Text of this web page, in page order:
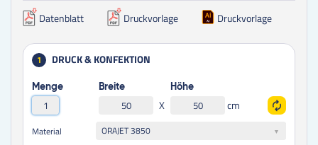
Datenblatt Druckvorlage Druckvorlage
1 DRUCK & KONFEKTION
Menge Breite
X
Höhe
cm
Material
ORAJET 3850